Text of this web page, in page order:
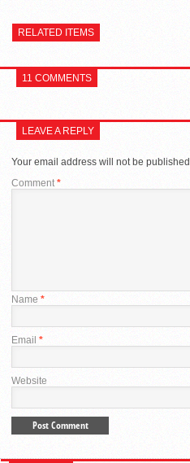
RELATED ITEMS
11 COMMENTS
LEAVE A REPLY
Your email address will not be published.
Comment *
Name *
Email *
Website